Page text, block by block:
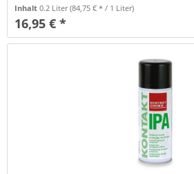
Inhalt0.2 Liter(84,75 € * / 1 Liter)
16,95 € *